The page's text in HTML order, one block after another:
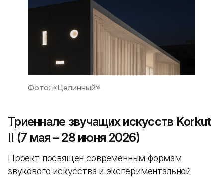
Фото: «Целинный»
Триеннале звучащих искусств Korkut
II (7 мая – 28 июня 2026)
Проект посвящен современным формам
звукового искусства и экспериментальной